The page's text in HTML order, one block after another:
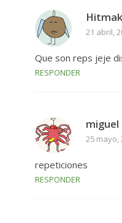
21 abril,
Que son reps jeje
RESPONDER
miguel
25 mayo,
repeticiones
RESPONDER